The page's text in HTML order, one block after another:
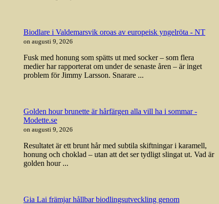
Biodlare i Valdemarsvik oroas av europeisk yngelröta - NT
on augusti 9, 2026
Fusk med honung som spätts ut med socker – som flera
medier har rapporterat om under de senaste åren – är inget
problem för Jimmy Larsson. Snarare ...
Golden hour brunette är hårfärgen alla vill ha i sommar -
Modette.se
on augusti 9, 2026
Resultatet är ett brunt hår med subtila skiftningar i karamell,
honung och choklad – utan att det ser tydligt slingat ut. Vad är
golden hour ...
Gia Lai främjar hållbar biodlingsutveckling genom